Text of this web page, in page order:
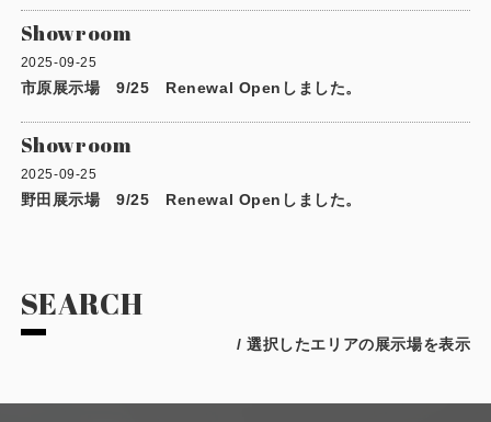
製品特長と納入までの流れ
モジュール建築（プレハブ）
システム建築
防災倉庫
利用規約
映像集
Showroom
2025-09-25
市原展示場 9/25 Renewal Openしました。
Showroom
2025-09-25
野田展示場 9/25 Renewal Openしました。
SEARCH
/ 選択したエリアの展示場を表示